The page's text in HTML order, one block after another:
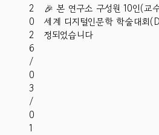
2
0
2
6
/
0
3
/
0
1
🎉 본 연구소 구성원 10인(교
세계 디지털인문학 학술대회
정되었습니다